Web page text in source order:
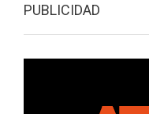
PUBLICIDAD